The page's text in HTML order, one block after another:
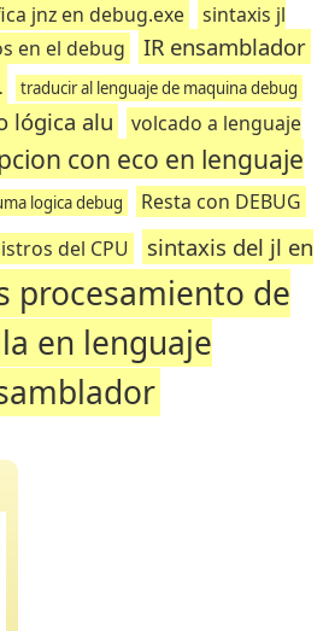
jnz en debug.exe
sintaxis jl
en el debug IR ensamblador
traducir al lenguaje de maquina debug
lógica alu
volcado a lenguaje
con eco en lenguaje
logica debug Resta con DEBUG
del CPU
sintaxis del jl en
procesamiento de
en lenguaje